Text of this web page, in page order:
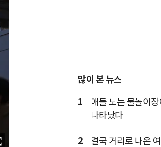
많이 본 뉴스
1
애들 노는 물놀이
나타났다
2
결국 거리로 나온